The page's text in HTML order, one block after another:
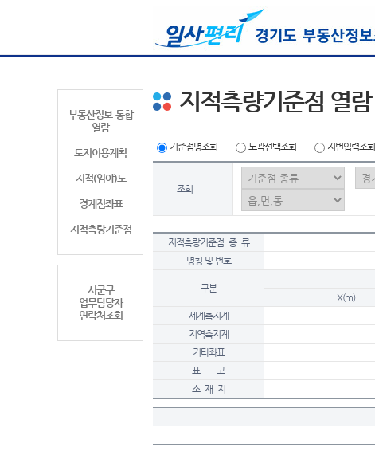
부동산정보 통합
열람
토지이용계획
지적(임야)도
경계점좌표
지적측량기준점
시군구
업무담당자
연락처조회
지적측량기준점 열람
기준점명조회 도곽선택조회 지번입력조회
조회
지적측량기준점 종 류
명칭 및 번호
구분
X(m)
세계측지계
지역측지계
기타좌표
표 고
소 재 지